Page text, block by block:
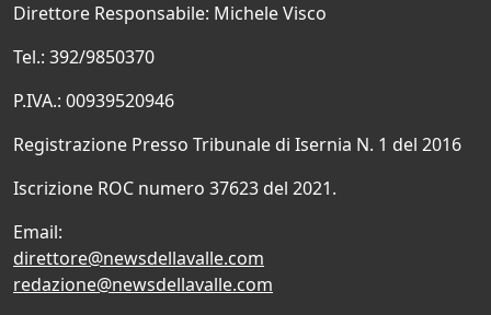
Direttore Responsabile: Michele Visco
Tel.: 392/9850370
P.IVA.: 00939520946
Registrazione Presso Tribunale di Isernia N. 1 del 2016
Iscrizione ROC numero 37623 del 2021.
Email:
direttore@newsdellavalle.com
redazione@newsdellavalle.com